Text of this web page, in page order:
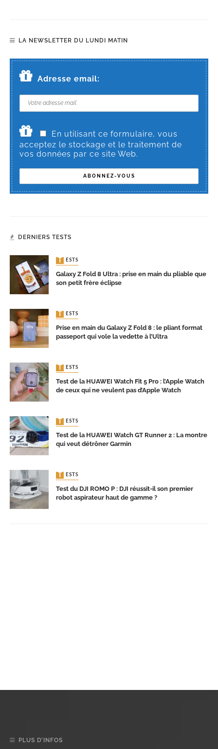
LA NEWSLETTER DU LUNDI MATIN
Adresse email:
En utilisant ce formulaire, vous
acceptez le stockage et le traitement de
vos données par ce site Web.
DERNIERS TESTS
TESTS
Galaxy Z Fold 8 Ultra : prise en main du pliable que
son petit frère éclipse
TESTS
Prise en main du Galaxy Z Fold 8 : le pliant format
passeport qui vole la vedette à l’Ultra
TESTS
Test de la HUAWEI Watch Fit 5 Pro : l’Apple Watch
de ceux qui ne veulent pas d’Apple Watch
TESTS
Test de la HUAWEI Watch GT Runner 2 : La montre
qui veut détrôner Garmin
TESTS
Test du DJI ROMO P : DJI réussit-il son premier
robot aspirateur haut de gamme ?
PLUS D’INFOS